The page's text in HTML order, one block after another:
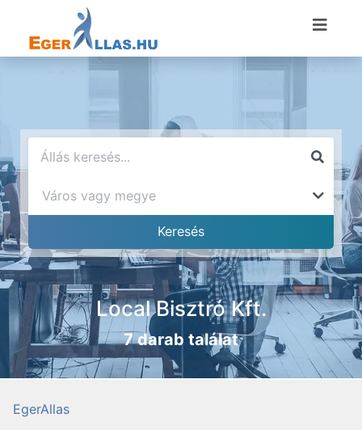
Local Bisztró Kft.
7 darab találat
EgerAllas